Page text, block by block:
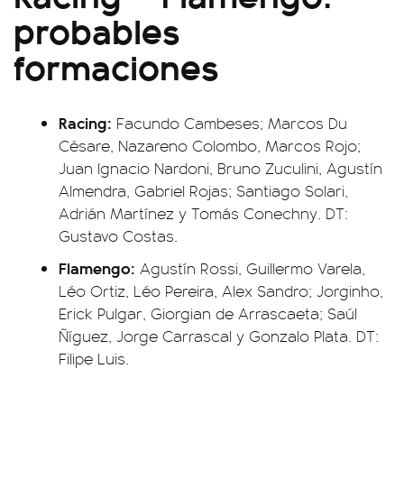
probables
formaciones
Racing: Facundo Cambeses; Marcos Du
Césare, Nazareno Colombo, Marcos Rojo;
Juan Ignacio Nardoni, Bruno Zuculini, Agustín
Almendra, Gabriel Rojas; Santiago Solari,
Adrián Martínez y Tomás Conechny. DT:
Gustavo Costas.
Flamengo: Agustín Rossi, Guillermo Varela,
Léo Ortiz, Léo Pereira, Alex Sandro; Jorginho,
Erick Pulgar, Giorgian de Arrascaeta; Saúl
Ñíguez, Jorge Carrascal y Gonzalo Plata. DT:
Filipe Luis.